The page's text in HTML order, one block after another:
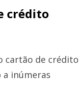
crédito
cartão de crédito
a inúmeras